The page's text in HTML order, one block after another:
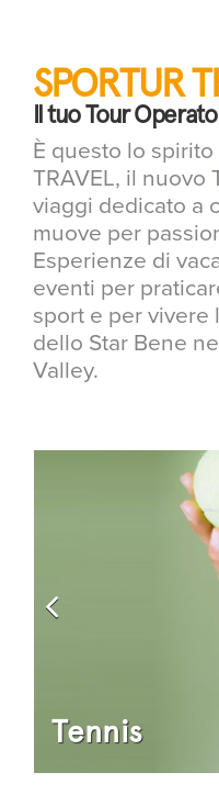
SPORTUR
Il tuo Tour
È questo lo spirito
TRAVEL, il nuovo
viaggi dedicato a
muove per
Esperienze di
eventi per
sport e per vivere
dello Star Bene
Valley.
Tennis